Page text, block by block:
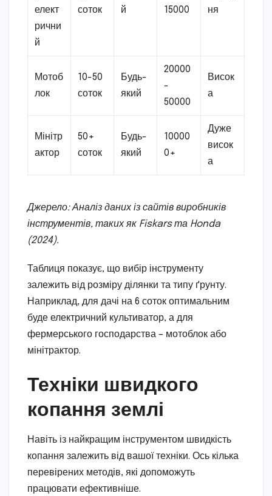
елект
рични
й
соток
й
15000
ня
Мотоб
лок
10-50
соток
Будь-
який
20000
-
50000
Висок
а
Мінітр
актор
50+
соток
Будь-
який
10000
0+
Дуже
висок
а
Джерело: Аналіз даних із сайтів виробників
інструментів, таких як Fiskars та Honda
(2024).
Таблиця показує, що вибір інструменту
залежить від розміру ділянки та типу ґрунту.
Наприклад, для дачі на 6 соток оптимальним
буде електричний культиватор, а для
фермерського господарства – мотоблок або
мінітрактор.
Техніки швидкого
копання землі
Навіть із найкращим інструментом швидкість
копання залежить від вашої техніки. Ось кілька
перевірених методів, які допоможуть
працювати ефективніше.